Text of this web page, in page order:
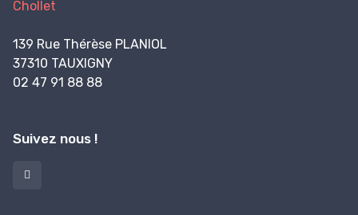
139 Rue Thérèse PLANIOL
37310 TAUXIGNY
02 47 91 88 88
Suivez nous !